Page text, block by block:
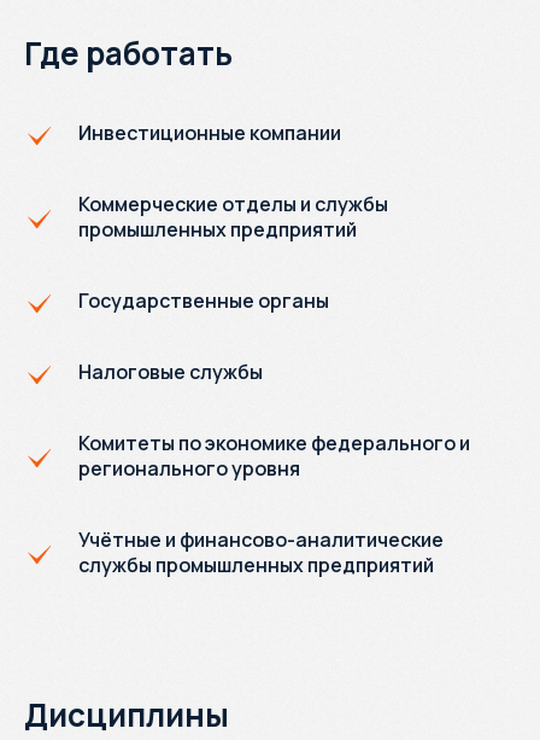
Где работать
Инвестиционные компании
Коммерческие отделы и службы
промышленных предприятий
Государственные органы
Налоговые службы
Комитеты по экономике федерального и
регионального уровня
Учётные и финансово-аналитические
службы промышленных предприятий
Дисциплины